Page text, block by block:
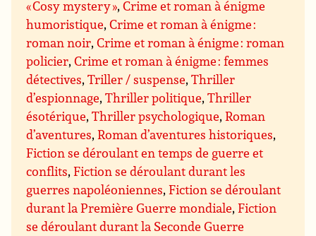
« Cosy mystery »,Crime et roman à énigme
humoristique,Crime et roman à énigme :
roman noir,Crime et roman à énigme : roman
policier,Crime et roman à énigme : femmes
détectives,Triller / suspense,Thriller
d’espionnage,Thriller politique,Thriller
ésotérique,Thriller psychologique,Roman
d’aventures,Roman d’aventures historiques,
Fiction se déroulant en temps de guerre et
conflits,Fiction se déroulant durant les
guerres napoléoniennes,Fiction se déroulant
durant la Première Guerre mondiale,Fiction
se déroulant durant la Seconde Guerre